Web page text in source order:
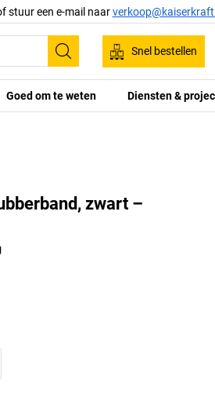
stuur een e-mail naar
Zoeken
Snel bestellen
Goed om te weten Diensten &
zwart –